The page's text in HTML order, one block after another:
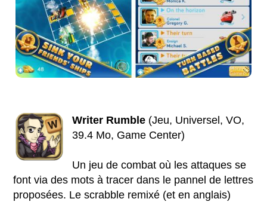
Writer Rumble (Jeu, Universel, VO,
39.4 Mo, Game Center)
Un jeu de combat où les attaques se
font via des mots à tracer dans le pannel de lettres
proposées. Le scrabble remixé (et en anglais)